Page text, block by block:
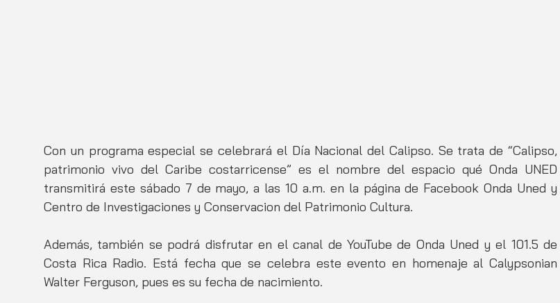
Con un programa especial se celebrará el Día Nacional del Calipso. Se trata de “Calipso,
patrimonio vivo del Caribe costarricense” es el nombre del espacio qué Onda UNED
transmitirá este sábado 7 de mayo, a las 10 a.m. en la página de Facebook Onda Uned y
Centro de Investigaciones y Conservacion del Patrimonio Cultura.
Además, también se podrá disfrutar en el canal de YouTube de Onda Uned y el 101.5 de
Costa Rica Radio. Está fecha que se celebra este evento en homenaje al Calypsonian
Walter Ferguson, pues es su fecha de nacimiento.